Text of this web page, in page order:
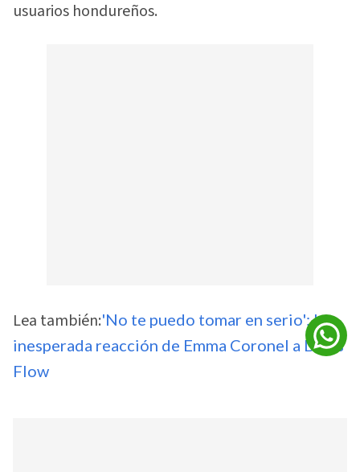
usuarios hondureños.
Lea también:'No te puedo tomar en serio': la
inesperada reacción de Emma Coronel a Davis
Flow